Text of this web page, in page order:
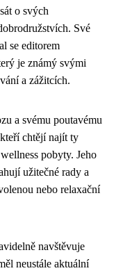
o svých
Své
se editorem
je známý svými
a zážitcích.
a svému poutavému
chtějí najít ty
pobyty. Jeho
užitečné rady a
nebo relaxační
navštěvuje
neustále aktuální